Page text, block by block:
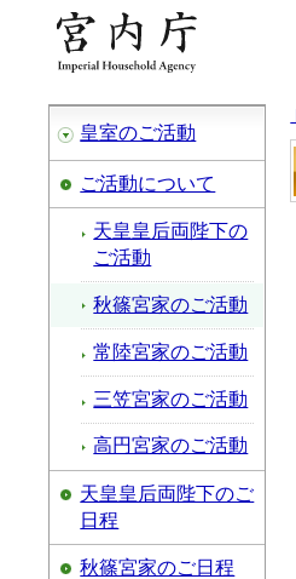
皇室のご活動
ご活動について
天皇皇后両陛下の
ご活動
秋篠宮家のご活動
常陸宮家のご活動
三笠宮家のご活動
高円宮家のご活動
天皇皇后両陛下のご
日程
秋篠宮家のご日程